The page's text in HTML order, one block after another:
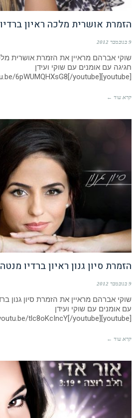
הזמרת אושרית מלכה ראיון
9 בנובמבר 2012
שוקי אברהם מראיין את הזמרת אושרית
חגיגה עם אומנים עם שוקי ועידן
[youtube]http://youtu.be/6pWUMQHXsG8[/youtube]
קרא עוד ←
הזמרת סיון גנון ראיון ברדיו מנטה
9 בנובמבר 2012
שוקי אברהם מראיין את הזמרת סיון גנון
עם אומנים עם שוקי ועידן
[youtube]http://youtu.be/tlc8oKcIncY[/youtube]
קרא עוד ←